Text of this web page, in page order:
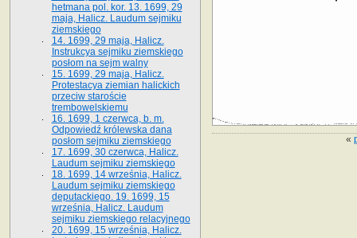
«
hetmana pol. kor. 13. 1699, 29
maja, Halicz. Laudum sejmiku
ziemskiego
14. 1699, 29 maja, Halicz.
Instrukcya sejmiku ziemskiego
posłom na sejm walny
15. 1699, 29 maja, Halicz.
Protestacya ziemian halickich
przeciw staroście
trembowelskiemu
16. 1699, 1 czerwca, b. m.
Odpowiedź królewska dana
posłom sejmiku ziemskiego
17. 1699, 30 czerwca, Halicz.
Laudum sejmiku ziemskiego
18. 1699, 14 września, Halicz.
Laudum sejmiku ziemskiego
deputackiego. 19. 1699, 15
września, Halicz. Laudum
sejmiku ziemskiego relacyjnego
20. 1699, 15 września, Halicz.